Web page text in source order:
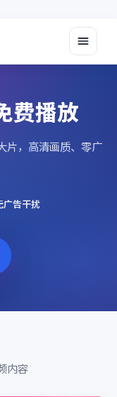
费播放
片，高清画质、零广
广告干扰
内容